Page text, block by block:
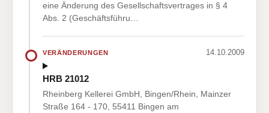
eine Änderung des Gesellschaftsvertrages in § 4
Abs. 2 (Geschäftsführu…
VERÄNDERUNGEN 14.10.2009
HRB 21012
Rheinberg Kellerei GmbH, Bingen/Rhein, Mainzer
Straße 164 - 170, 55411 Bingen am